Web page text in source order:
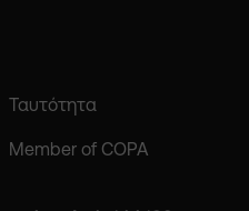
Ταυτότητα
Member of COPA